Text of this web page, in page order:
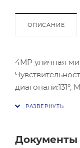
ОПИСАНИЕ
4МР уличная мини-купольная IP-камера с ИК-
диагонали:131°, Максимальное
Документы